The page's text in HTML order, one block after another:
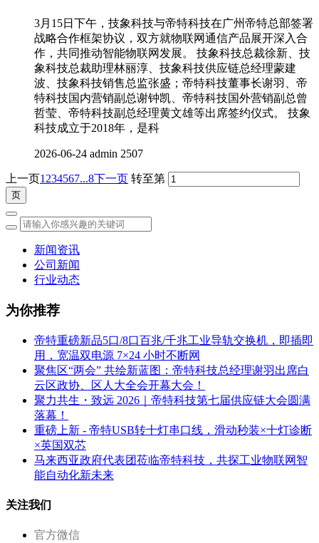
3月15日下午，技象科技与帝特科技在广州帝特总部签署
战略合作框架协议，双方就物联网通信产品展开深入合
作，共同推动智能物联网发展。 技象科技总裁徐新、技
象科技总裁助理林丽淳、技象科技供应链总经理蒙建
波、技象科技销售总监张盛；帝特科技董事长谢羽、帝
特科技国内营销副总谢钟凯、帝特科技国外营销副总曾
哲莹、帝特科技副总经理黄文雄等出席签约仪式。 技象
科技成立于2018年，是科
2026-06-24 admin 2507
上一页1 234567...8下一页 转至第
新闻资讯
公司新闻
行业动态
为你推荐
帝特重磅新品5口/8口百兆/千兆工业导轨交换机，即插即
用，宽温双电源 7×24 小时不断网
聚焦区“两会” 共绘新蓝图：帝特科技总经理谢羽出席白
云区政协、区人大全会开幕大会！
聚力共生・致远 2026｜帝特科技第七届供应链大会圆满
落幕！
重磅上新 - 帝特USB转十灯串口线，滑动秒装×十灯诊断
×英国双芯
马来西亚政府代表团莅临帝特科技，共探工业物联网智
能自动化新未来
关注我们
官方微信